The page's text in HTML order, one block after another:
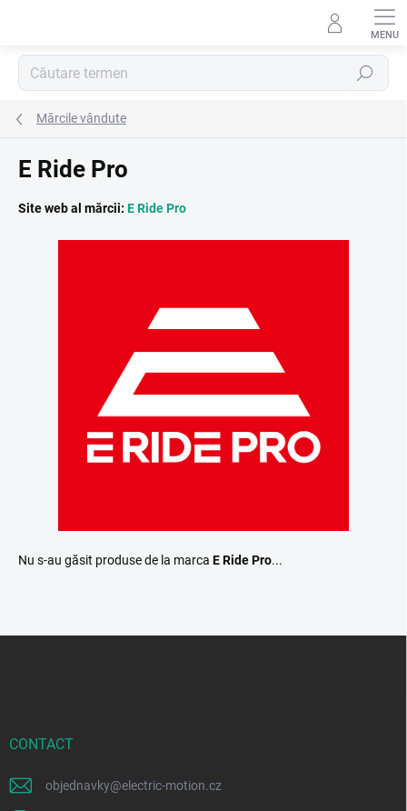
Căutare
Mărcile vândute
E Ride Pro
Site web al mărcii: E Ride Pro
Nu s-au găsit produse de la marca E Ride Pro...
CONTACT
objednavky@electric-motion.cz